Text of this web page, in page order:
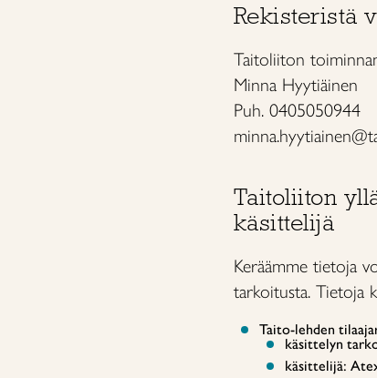
Rekisteristä
Taitoliiton
Minna Hyytiäinen
Puh. 0405050944
Taitoliiton
käsittelijä
Keräämme tietoja
tarkoitusta. Tietoja
Taito-lehden
käsittelyn
käsittelijä: